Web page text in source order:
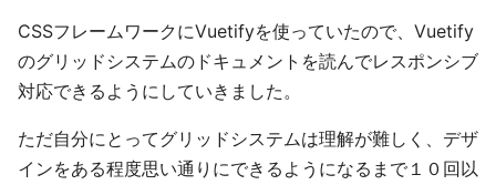
CSSフレームワークにVuetifyを使っていたので、Vuetify
のグリッドシステムのドキュメントを読んでレスポンシブ
対応できるようにしていきました。
ただ自分にとってグリッドシステムは理解が難しく、デザ
インをある程度思い通りにできるようになるまで１０回以